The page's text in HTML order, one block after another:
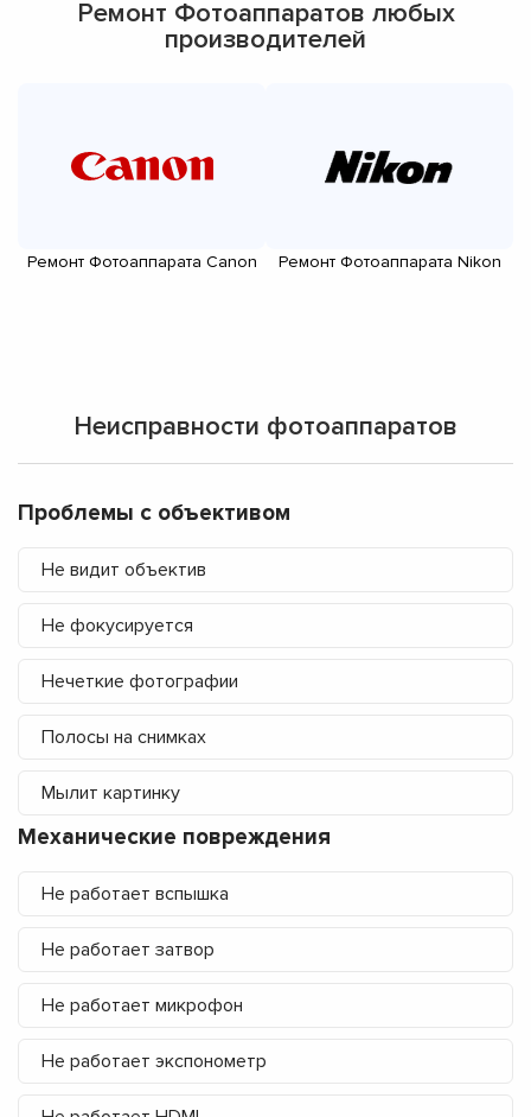
Ремонт Фотоаппаратов любых
производителей
Ремонт Фотоаппарата Canon Ремонт Фотоаппарата Nikon
Неисправности фотоаппаратов
Проблемы с объективом
Не видит объектив
Не фокусируется
Нечеткие фотографии
Полосы на снимках
Мылит картинку
Механические повреждения
Не работает вспышка
Не работает затвор
Не работает микрофон
Не работает экспонометр